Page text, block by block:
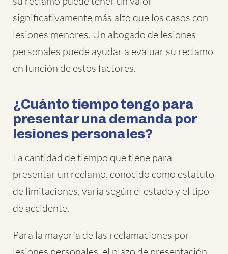
significativamente más alto que los casos con
lesiones menores. Un abogado de lesiones
personales puede ayudar a evaluar su reclamo
en función de estos factores.
¿Cuánto tiempo tengo para
presentar una demanda por
lesiones personales?
La cantidad de tiempo que tiene para
presentar un reclamo, conocido como estatuto
de limitaciones, varía según el estado y el tipo
de accidente.
Para la mayoría de las reclamaciones por